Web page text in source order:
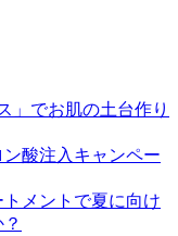
」でお肌の土台作り
酸注入キャンペー
メントで夏に向け